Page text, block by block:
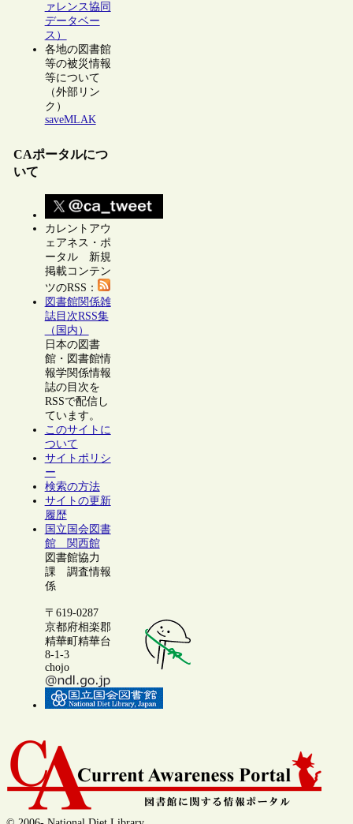
ァレンス協同
データベー
ス）
各地の図書館
等の被災情報
等について
（外部リン
ク）
saveMLAK
CAポータルにつ
いて
カレントアウ
ェアネス・ポ
ータル 新規
掲載コンテン
ツのRSS：
図書館関係雑
誌目次RSS集
（国内）
日本の図書
館・図書館情
報学関係情報
誌の目次を
RSSで配信し
ています。
このサイトに
ついて
サイトポリシ
ー
検索の方法
サイトの更新
履歴
国立国会図書
館 関西館
図書館協力
課 調査情報
係
〒619-0287
京都府相楽郡
精華町精華台
8-1-3
chojo